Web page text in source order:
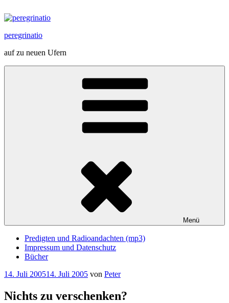
Inhalt
peregrinatio
auf zu neuen Ufern
Menü
Predigten und Radioandachten (mp3)
Impressum und Datenschutz
Bücher
Veröffentlicht
14. Juli 200514. Juli 2005 von Peter
Nichts zu verschenken?